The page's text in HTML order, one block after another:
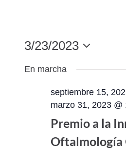
3/23/2023
Seleccionar
En marcha
septiembre 15,
marzo 31, 2023 @
Premio a la
Oftalmología